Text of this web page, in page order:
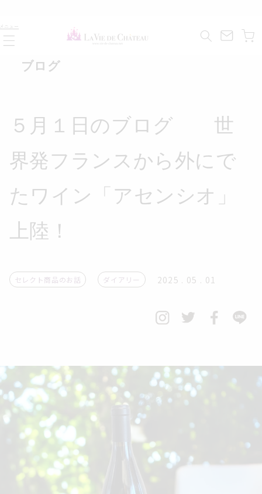
ニュー
ー
ブログ
５月１日のブログ 世
界発フランスから外にで
たワイン「アセンシオ」
上陸！
セレクト商品のお話 ダイアリー 2025 . 05 . 01